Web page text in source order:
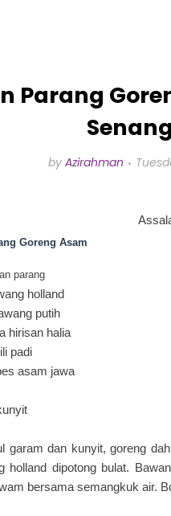
Parang
by Azirahman
Goreng Asam
parang
holland
putih
hirisan halia
padi
asam jawa
garam dan kunyit, goreng
holland dipotong bulat.
bersama semangkuk air.